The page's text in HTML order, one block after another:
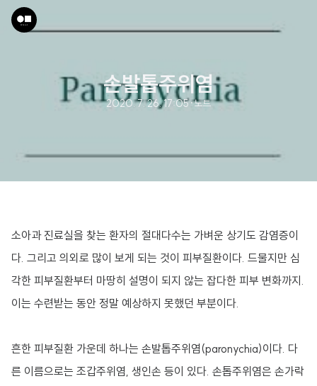
손발톱주위염
2020. 7. 26. 17:05·노트
소아과 진료실을 찾는 환자의 절대다수는 가벼운 상기도 감염증이
다. 그리고 의외로 많이 보게 되는 것이 피부질환이다. 드물지만 심
각한 피부질환부터 마땅히 설명이 되지 않는 잡다한 피부 변화까지.
이는 수련받는 동안 정말 예상하지 못했던 부분이다.
흔한 피부질환 가운데 하나는 손발톱주위염(paronychia)이다. 다
른 이름으로는 조갑주위염, 생인손 등이 있다. 손톱주위염은 손가락